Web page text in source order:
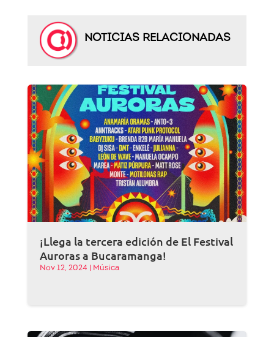
NOTICIAS RELACIONADAS
¡Llega la tercera edición de El Festival
Auroras a Bucaramanga!
Nov 12, 2024 Música